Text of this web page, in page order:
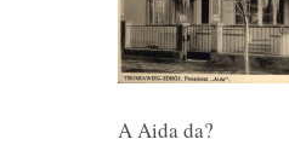
A Aida da?